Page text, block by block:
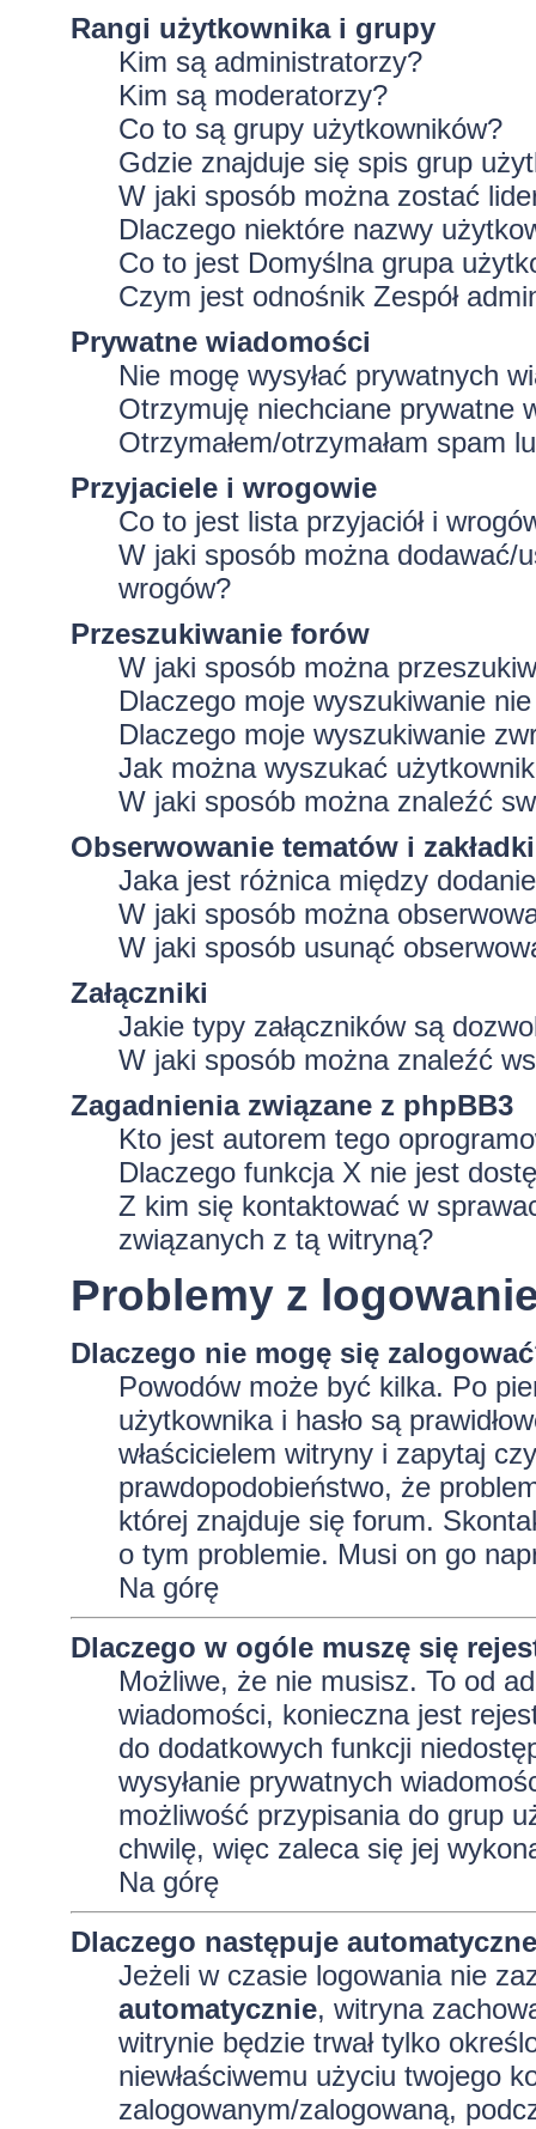
Rangi użytkownika i grupy
Kim są administratorzy?
Kim są moderatorzy?
Co to są grupy użytkowników?
Gdzie znajduje się spis grup
W jaki sposób można zostać
Dlaczego niektóre nazwy
Co to jest Domyślna grupa
Czym jest odnośnik Zespół
Prywatne wiadomości
Nie mogę wysyłać prywatnych
Otrzymuję niechciane prywatne
Otrzymałem/otrzymałam spam
Przyjaciele i wrogowie
Co to jest lista przyjaciół i
W jaki sposób można dodawać/
wrogów?
Przeszukiwanie forów
W jaki sposób można
Dlaczego moje wyszukiwanie
Dlaczego moje wyszukiwanie
Jak można wyszukać
W jaki sposób można znaleźć
Obserwowanie tematów i zakładki
Jaka jest różnica między
W jaki sposób można
W jaki sposób usunąć
Załączniki
Jakie typy załączników są
W jaki sposób można znaleźć
Zagadnienia związane z phpBB3
Kto jest autorem tego
Dlaczego funkcja X nie jest
Z kim się kontaktować w
związanych z tą witryną?
Problemy z
Dlaczego nie mogę się
Powodów może być kilka. Po
użytkownika i hasło są
właścicielem witryny i zapytaj
prawdopodobieństwo, że
której znajduje się forum.
o tym problemie. Musi on go
Na górę
Dlaczego w ogóle muszę się
Możliwe, że nie musisz. To od
wiadomości, konieczna jest
do dodatkowych funkcji
wysyłanie prywatnych
możliwość przypisania do grup
chwilę, więc zaleca się jej
Na górę
Dlaczego następuje
Jeżeli w czasie logowania nie
automatycznie, witryna
witrynie będzie trwał tylko
niewłaściwemu użyciu twojego
zalogowanym/zalogowaną,